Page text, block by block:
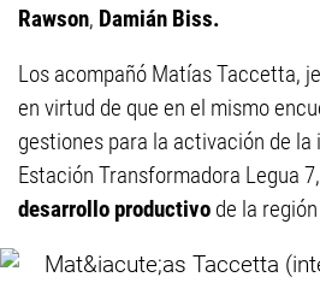
Rawson, Damián Biss.
Los acompañó Matías Taccetta,
en virtud de que en el mismo
gestiones para la activación de la
Estación Transformadora Legua
desarrollo productivo de la